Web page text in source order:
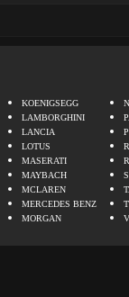
KOENIGSEGG
LAMBORGHINI
LANCIA
LOTUS
MASERATI
MAYBACH
MCLAREN
MERCEDES BENZ
MORGAN